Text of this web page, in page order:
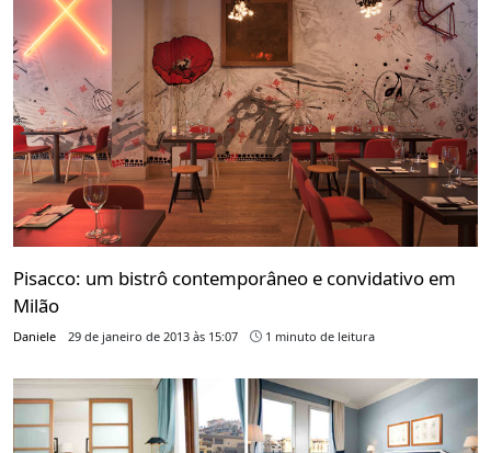
Pisacco: um bistrô contemporâneo e convidativo em
Milão
Daniele 29 de janeiro de 2013 às 15:07 1 minuto de leitura